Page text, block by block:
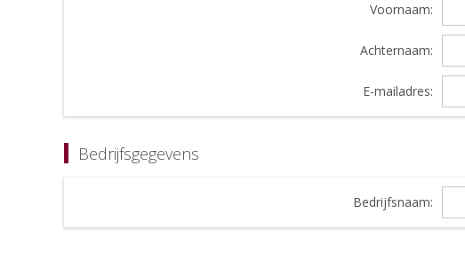
Voornaam:
Achternaam:
E-mailadres:
Bedrijfsgegevens
Bedrijfsnaam: